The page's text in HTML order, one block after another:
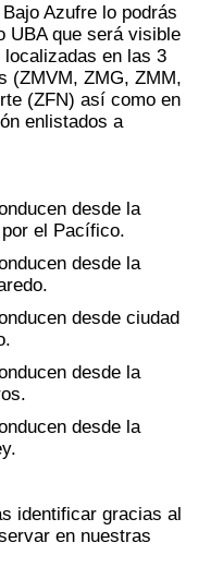
Azufre lo podrás
UBA que será visible
en las 3
(ZMVM, ZMG, ZMM,
(ZFN) así como en
enlistados a
desde la
el Pacífico.
desde la
desde ciudad
desde la
desde la
identificar gracias al
en nuestras